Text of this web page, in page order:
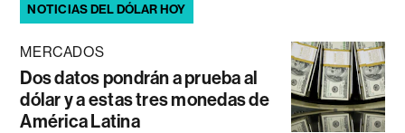
NOTICIAS DEL DÓLAR HOY
MERCADOS
Dos datos pondrán a prueba al
dólar y a estas tres monedas de
América Latina